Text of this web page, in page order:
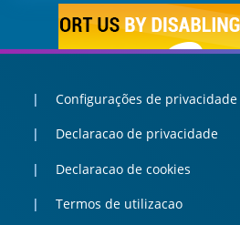
Configurações de privacidade
Declaracao de privacidade
Declaracao de cookies
Termos de utilizacao